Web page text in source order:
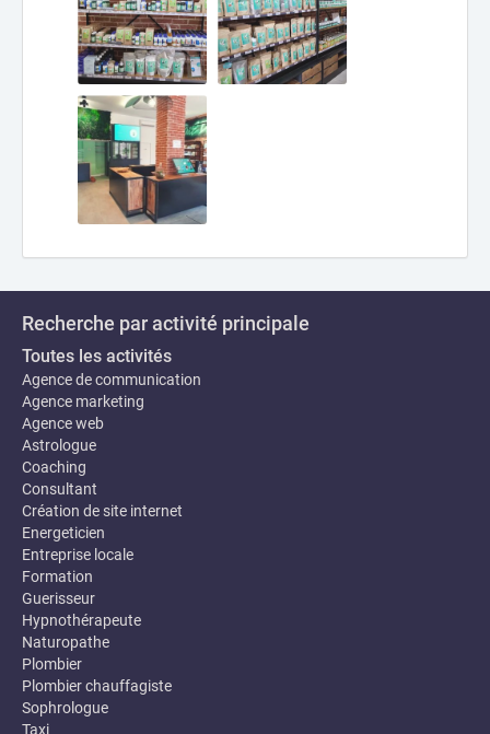
Recherche par activité principale
Toutes les activités
Agence de communication
Agence marketing
Agence web
Astrologue
Coaching
Consultant
Création de site internet
Energeticien
Entreprise locale
Formation
Guerisseur
Hypnothérapeute
Naturopathe
Plombier
Plombier chauffagiste
Sophrologue
Taxi